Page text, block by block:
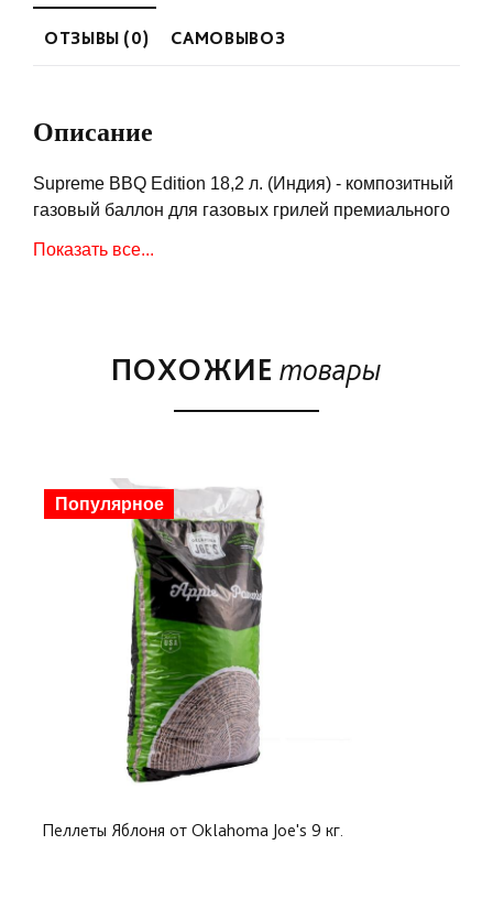
ОТЗЫВЫ (0) САМОВЫВОЗ
Описание
Supreme BBQ Edition 18,2 л. (Индия) - композитный
газовый баллон для газовых грилей премиального
Усовершенствованная версия моделей известных
газовых грилей и BBQ.
Гарантия безопасности при транспортировке и
хранении газа.
Адаптирован для использования в условиях
российского климата, диапазон рабочих
температур от -45 до +65 °C.
Надежная, неприхотливая модель, компактный и
легкий газовый баллон. Не подвержен коррозии,
заправка на всех АГЗС.
Показать все...
ПОХОЖИЕ товары
Популярное
Пеллеты Яблоня от Oklahoma Joe's 9 кг.